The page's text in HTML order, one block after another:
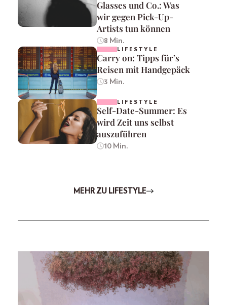
Glasses und Co.: Was
wir gegen Pick-Up-
Artists tun können
8 Min.
LIFESTYLE
Carry on: Tipps für’s
Reisen mit Handgepäck
3 Min.
LIFESTYLE
Self-Date-Summer: Es
wird Zeit uns selbst
auszuführen
10 Min.
MEHR ZU LIFESTYLE